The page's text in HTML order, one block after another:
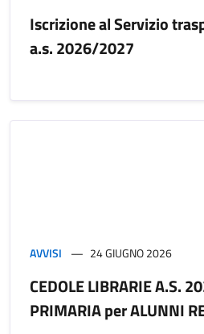
Iscrizione al Servizio
a.s. 2026/2027
AVVISI 24 GIUGNO 2026
CEDOLE LIBRARIE A.S.
PRIMARIA per ALUNNI